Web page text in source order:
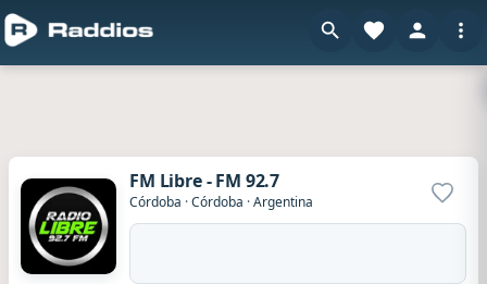
FM Libre - FM 92.7
Córdoba ·Córdoba ·Argentina